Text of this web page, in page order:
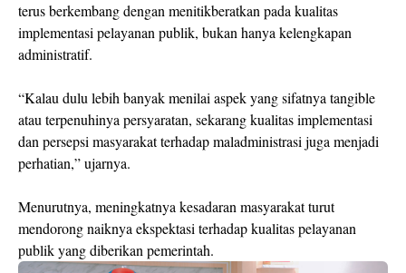
terus berkembang dengan menitikberatkan pada kualitas
implementasi pelayanan publik, bukan hanya kelengkapan
administratif.
“Kalau dulu lebih banyak menilai aspek yang sifatnya tangible
atau terpenuhinya persyaratan, sekarang kualitas implementasi
dan persepsi masyarakat terhadap maladministrasi juga menjadi
perhatian,” ujarnya.
Menurutnya, meningkatnya kesadaran masyarakat turut
mendorong naiknya ekspektasi terhadap kualitas pelayanan
publik yang diberikan pemerintah.